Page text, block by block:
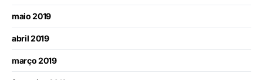
maio 2019
abril 2019
março 2019